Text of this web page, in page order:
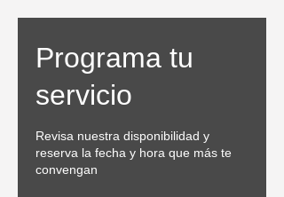
Programa tu
servicio
Revisa nuestra disponibilidad y
reserva la fecha y hora que más te
convengan